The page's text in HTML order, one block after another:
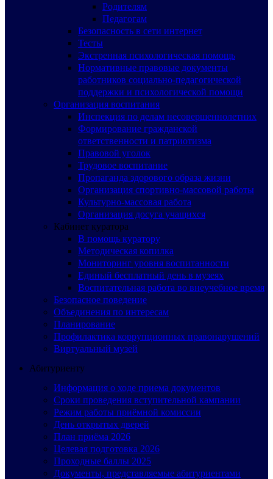
Родителям
Педагогам
Безопасность в сети интернет
Тесты
Экстренная психологическая помощь
Нормативные правовые документы
работников социально-педагогической
поддержки и психологической помощи
Организация воспитания
Инспекция по делам несовершеннолетних
Формирование гражданской
ответственности и патриотизма
Правовой уголок
Трудовое воспитание
Пропаганда здорового образа жизни
Организация спортивно-массовой работы
Культурно-массовая работа
Организация досуга учащихся
Кабинет куратора
В помощь куратору
Методическая копилка
Мониторинг уровня воспитанности
Единый бесплатный день в музеях
Воспитательная работа во внеучебное время
Безопасное поведение
Объединения по интересам
Планирование
Профилактика коррупционных правонарушений
Виртуальный музей
Абитуриенту
Информация о ходе приема документов
Сроки проведения вступительной кампании
Режим работы приёмной комиссии
День открытых дверей
План приёма 2026
Целевая подготовка 2026
Проходные баллы 2025
Документы, представляемые абитуриентами